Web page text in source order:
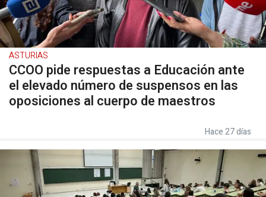
ASTURIAS
CCOO pide respuestas a Educación ante
el elevado número de suspensos en las
oposiciones al cuerpo de maestros
Hace 27 días